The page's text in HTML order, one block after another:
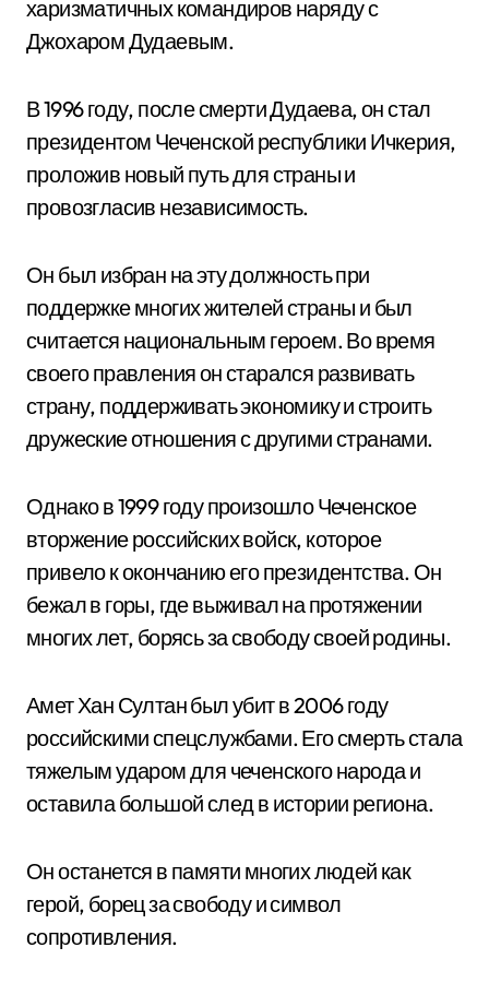
харизматичных командиров наряду с
Джохаром Дудаевым.
В 1996 году, после смерти Дудаева, он стал
президентом Чеченской республики Ичкерия,
проложив новый путь для страны и
провозгласив независимость.
Он был избран на эту должность при
поддержке многих жителей страны и был
считается национальным героем. Во время
своего правления он старался развивать
страну, поддерживать экономику и строить
дружеские отношения с другими странами.
Однако в 1999 году произошло Чеченское
вторжение российских войск, которое
привело к окончанию его президентства. Он
бежал в горы, где выживал на протяжении
многих лет, борясь за свободу своей родины.
Амет Хан Султан был убит в 2006 году
российскими спецслужбами. Его смерть стала
тяжелым ударом для чеченского народа и
оставила большой след в истории региона.
Он останется в памяти многих людей как
герой, борец за свободу и символ
сопротивления.